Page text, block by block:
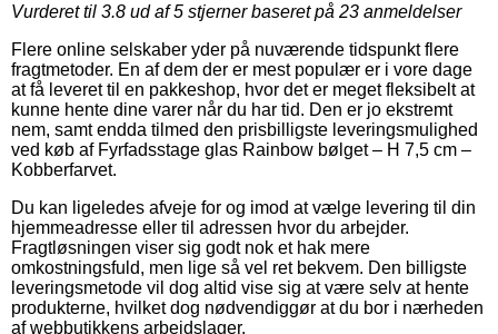
Vurderet til 3.8 ud af 5 stjerner baseret på 23 anmeldelser
Flere online selskaber yder på nuværende tidspunkt flere
fragtmetoder. En af dem der er mest populær er i vore dage
at få leveret til en pakkeshop, hvor det er meget fleksibelt at
kunne hente dine varer når du har tid. Den er jo ekstremt
nem, samt endda tilmed den prisbilligste leveringsmulighed
ved køb af Fyrfadsstage glas Rainbow bølget – H 7,5 cm –
Kobberfarvet.
Du kan ligeledes afveje for og imod at vælge levering til din
hjemmeadresse eller til adressen hvor du arbejder.
Fragtløsningen viser sig godt nok et hak mere
omkostningsfuld, men lige så vel ret bekvem. Den billigste
leveringsmetode vil dog altid vise sig at være selv at hente
produkterne, hvilket dog nødvendiggør at du bor i nærheden
af webbutikkens arbejdslager.